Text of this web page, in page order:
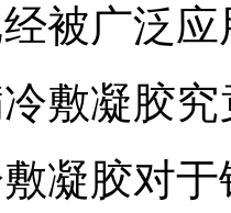
被广泛
敷凝胶
凝胶对